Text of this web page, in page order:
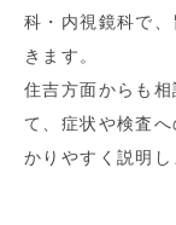
科・内視鏡科で
きます。
住吉方面からも
て、症状や検査
かりやすく説明し